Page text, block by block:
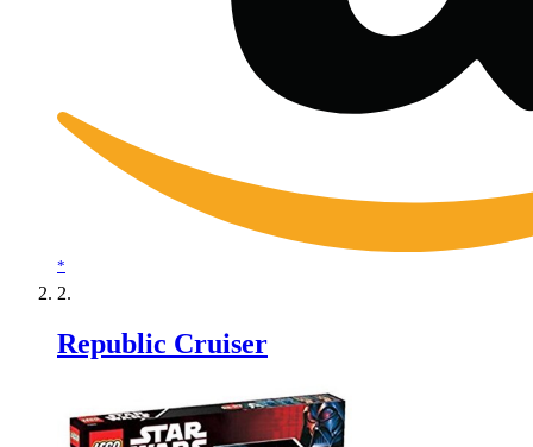
*
Republic Cruiser